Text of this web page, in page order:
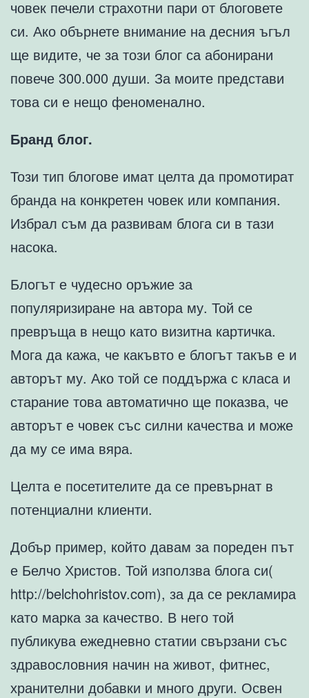
човек печели страхотни пари от блоговете
си. Ако обърнете внимание на десния ъгъл
ще видите, че за този блог са абонирани
повече 300.000 души. За моите представи
това си е нещо феноменално.
Бранд блог.
Този тип блогове имат целта да промотират
бранда на конкретен човек или компания.
Избрал съм да развивам блога си в тази
насока.
Блoгът е чудесно оръжие за
популяризиране на автора му. Той се
превръща в нещо като визитна картичка.
Мога да кажа, че какъвто е блогът такъв е и
авторът му. Ако той се поддържа с класа и
старание това автоматично ще показва, че
авторът е човек със силни качества и може
да му се има вяра.
Целта е посетителите да се превърнат в
потенциални клиенти.
Добър пример, който давам за пореден път
е Белчо Христов. Той използва блога си(
http://belchohristov.com), за да се рекламира
като марка за качество. В него той
публикува ежедневно статии свързани със
здравословния начин на живот, фитнес,
хранителни добавки и много други. Освен